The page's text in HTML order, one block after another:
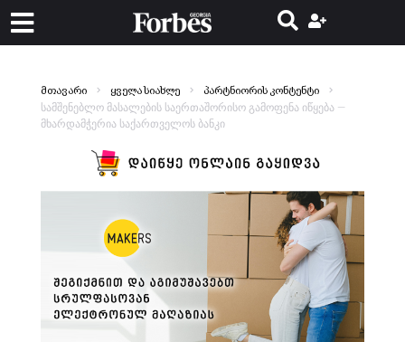
მთავარი ყველა სიახლე პარტნიორის კონტენტი
სამშენებლო მასალების საერთაშორისო გამოფენა იწყება —
მხარდამჭერია საქართველოს ბანკი